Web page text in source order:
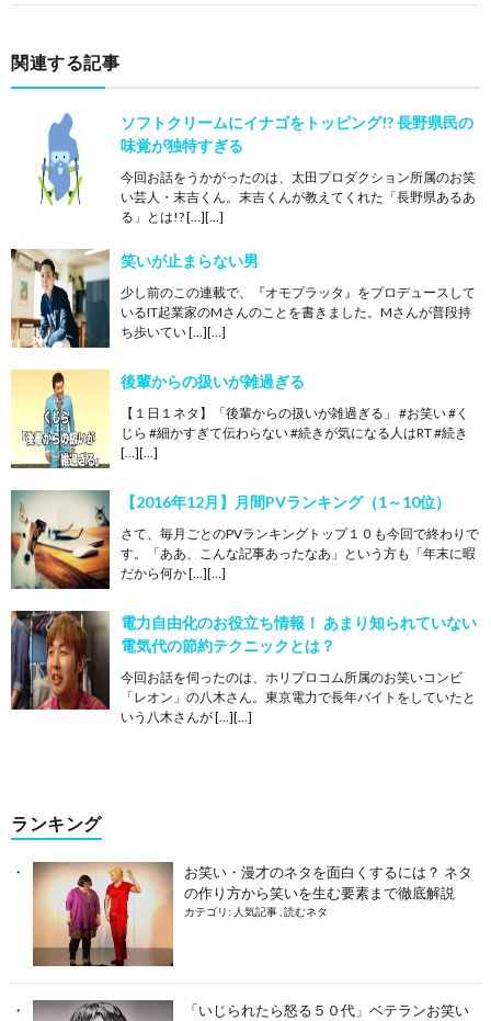
関連する記事
ソフトクリームにイナゴをトッピング!? 長野県民の
味覚が独特すぎる
今回お話をうかがったのは、太田プロダクション所属のお笑
い芸人・末吉くん。末吉くんが教えてくれた「長野県あるあ
る」とは!? […][…]
笑いが止まらない男
少し前のこの連載で、『オモプラッタ』をプロデュースして
いるIT起業家のMさんのことを書きました。Mさんが普段持
ち歩いてい […][…]
後輩からの扱いが雑過ぎる
【１日１ネタ】「後輩からの扱いが雑過ぎる」 #お笑い #く
じら #細かすぎて伝わらない #続きが気になる人はRT #続き
[…][…]
【2016年12月】月間PVランキング（1～10位）
さて、毎月ごとのPVランキングトップ１０も今回で終わりで
す。「ああ、こんな記事あったなあ」という方も「年末に暇
だから何か […][…]
電力自由化のお役立ち情報！ あまり知られていない
電気代の節約テクニックとは？
今回お話を伺ったのは、ホリプロコム所属のお笑いコンビ
「レオン」の八木さん。東京電力で長年バイトをしていたと
いう八木さんが […][…]
ランキング
お笑い・漫才のネタを面白くするには？ ネタ
の作り方から笑いを生む要素まで徹底解説
カテゴリ: 人気記事 読むネタ
「いじられたら怒る５０代」ベテランお笑い